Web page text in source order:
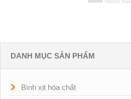
DANH MỤC SẢN PHẨM
Bình xịt hóa chất